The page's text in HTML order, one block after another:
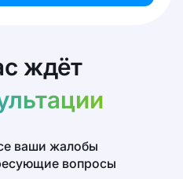
ждёт
ваши жалобы
вопросы